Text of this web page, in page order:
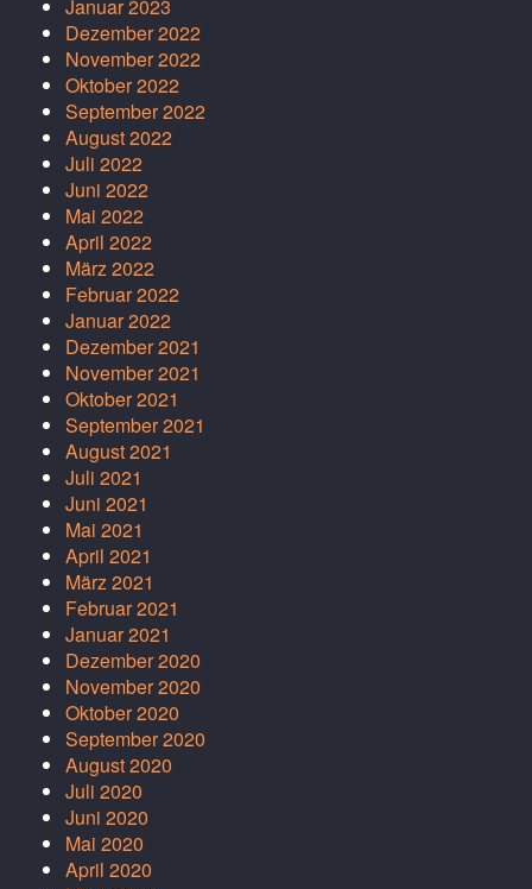
Januar 2023
Dezember 2022
November 2022
Oktober 2022
September 2022
August 2022
Juli 2022
Juni 2022
Mai 2022
April 2022
März 2022
Februar 2022
Januar 2022
Dezember 2021
November 2021
Oktober 2021
September 2021
August 2021
Juli 2021
Juni 2021
Mai 2021
April 2021
März 2021
Februar 2021
Januar 2021
Dezember 2020
November 2020
Oktober 2020
September 2020
August 2020
Juli 2020
Juni 2020
Mai 2020
April 2020